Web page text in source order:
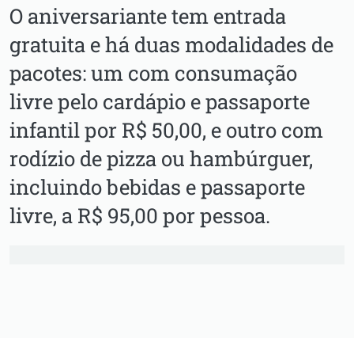
O aniversariante tem entrada
gratuita e há duas modalidades de
pacotes: um com consumação
livre pelo cardápio e passaporte
infantil por R$ 50,00, e outro com
rodízio de pizza ou hambúrguer,
incluindo bebidas e passaporte
livre, a R$ 95,00 por pessoa.